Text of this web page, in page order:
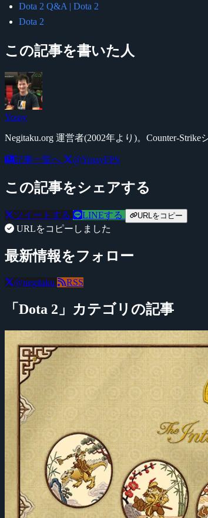
Dota 2 Q&A | Dota 2
Dota 2
この記事を書いた人
Yossy
Negitaku.org 運営者(2002年より)。Counter-
記事一覧へ @YossyFPS
この記事をシェアする
ツイートする LINEする URLをコピー
URLをコピーしました
最新情報をフォロー
@negitaku RSS
「Dota 2」カテゴリの記事